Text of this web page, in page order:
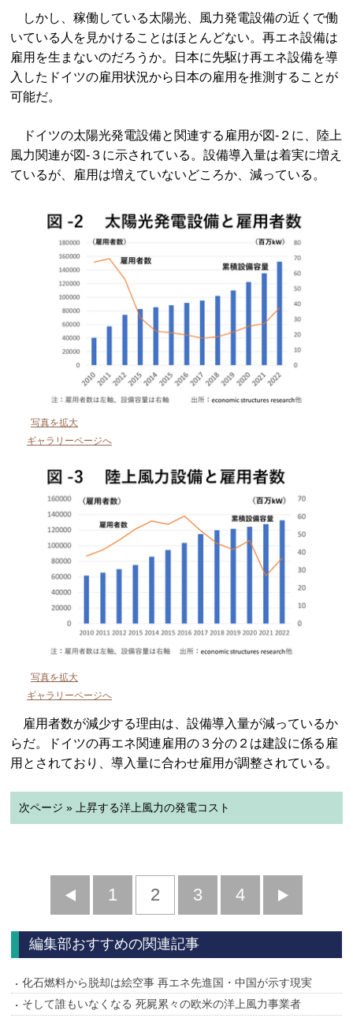
しかし、稼働している太陽光、風力発電設備の近くで働
いている人を見かけることはほとんどない。再エネ設備は
雇用を生まないのだろうか。日本に先駆け再エネ設備を導
入したドイツの雇用状況から日本の雇用を推測することが
可能だ。
ドイツの太陽光発電設備と関連する雇用が図-２に、陸上
風力関連が図-３に示されている。設備導入量は着実に増え
ているが、雇用は増えていないどころか、減っている。
写真を拡大
ギャラリーページへ
写真を拡大
ギャラリーページへ
雇用者数が減少する理由は、設備導入量が減っているか
らだ。ドイツの再エネ関連雇用の３分の２は建設に係る雇
用とされており、導入量に合わせ雇用が調整されている。
次ページ » 上昇する洋上風力の発電コスト
前
へ
1 2 3 4
へ
編集部おすすめの関連記事
化石燃料から脱却は絵空事 再エネ先進国・中国が示す現実
そして誰もいなくなる 死屍累々の欧米の洋上風力事業者